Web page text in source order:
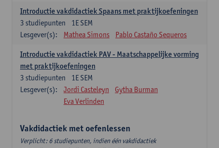
Introductie vakdidactiek Spaans met praktijkoefeningen
1E SEM
3 studiepunten
Lesgever(s):
Mathea Simons Pablo Castaño Sequeros
Introductie vakdidactiek PAV - Maatschappelijke vorming
met praktijkoefeningen
1E SEM
3 studiepunten
Lesgever(s):
Jordi Casteleyn
Gytha Burman
Eva Verlinden
Vakdidactiek met oefenlessen
Verplicht: 6 studiepunten, indien één vakdidactiek